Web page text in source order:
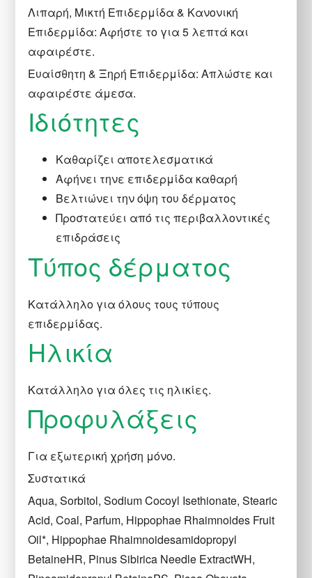
Λιπαρή, Μικτή Επιδερμίδα & Κανονική
Επιδερμίδα: Αφήστε το για 5 λεπτά και
αφαιρέστε.
Ευαίσθητη & Ξηρή Επιδερμίδα: Απλώστε και
αφαιρέστε άμεσα.
Ιδιότητες
Καθαρίζει αποτελεσματικά
Αφήνει τηνε επιδερμίδα καθαρή
Βελτιώνει την όψη του δέρματος
Προστατεύει από τις περιβαλλοντικές
επιδράσεις
Τύπος δέρματος
Κατάλληλο για όλους τους τύπους
επιδερμίδας.
Hλικία
Κατάλληλο για όλες τις ηλικίες.
Προφυλάξεις
Για εξωτερική χρήση μόνο.
Συστατικά
Aqua, Sorbitol, Sodium Cocoyl Isethionate, Stearic
Acid, Coal, Parfum, Hippophae Rhaimnoides Fruit
Oil*, Hippophae Rhaimnoidesamidopropyl
BetaineHR, Pinus Sibirica Needle ExtractWH,